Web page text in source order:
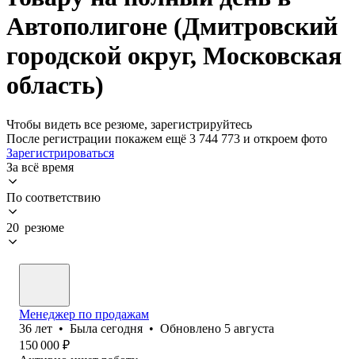
Автополигоне (Дмитровский
городской округ, Московская
область)
Чтобы видеть все резюме, зарегистрируйтесь
После регистрации покажем ещё 3 744 773 и откроем фото
Зарегистрироваться
За всё время
По соответствию
20 резюме
Менеджер по продажам
36 лет • Была сегодня • Обновлено 5 августа
150 000 ₽